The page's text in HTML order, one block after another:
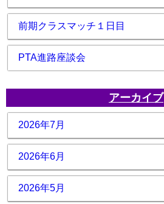
前期クラスマッチ１日目
PTA進路座談会
アーカイブ
2026年7月
2026年6月
2026年5月